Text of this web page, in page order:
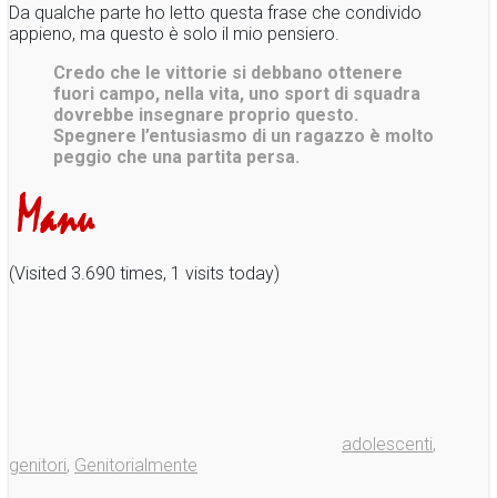
Da qualche parte ho letto questa frase che condivido
appieno, ma questo è solo il mio pensiero.
Credo che le vittorie si debbano ottenere
fuori campo, nella vita, uno sport di squadra
dovrebbe insegnare proprio questo.
Spegnere l’entusiasmo di un ragazzo è molto
peggio che una partita persa.
(Visited 3.690 times, 1 visits today)
adolescenti,
genitori, Genitorialmente